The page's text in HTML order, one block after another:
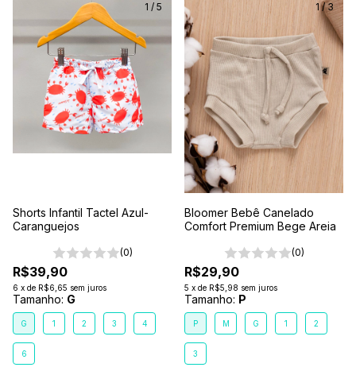
1 / 5
Shorts Infantil Tactel Azul-
Caranguejos
(0)
R$39,90
6 x de R$6,65 sem juros
Tamanho: G
G 1 2 3 4
6
1/3
Bloomer Bebê Canelado
Comfort Premium Bege Areia
(0)
R$29,90
5 x de R$5,98 sem juros
Tamanho: P
P M G 1 2
3